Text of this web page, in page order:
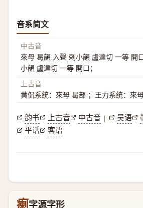
音系简文
中古音
來母 曷韻 入聲 剌小韻 盧達切 一等 開
小韻 盧達切 一等 開口；
上古音
黄侃系统：來母 曷部 ；王力系统：來母
韵书 上古音 中古音 | 吴语
平话
客语
瘌字源字形